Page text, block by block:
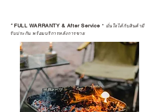
*FULL WARRANTY & After Service * มั่นใจได้กับสินค้ามี
รับประกัน พร้อมบริการหลังการขาย